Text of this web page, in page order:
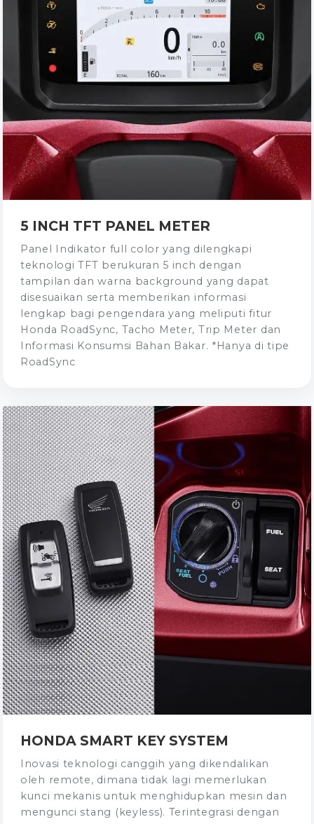
5 INCH TFT PANEL METER
Panel Indikator full color yang dilengkapi
teknologi TFT berukuran 5 inch dengan
tampilan dan warna background yang dapat
disesuaikan serta memberikan informasi
lengkap bagi pengendara yang meliputi fitur
Honda RoadSync, Tacho Meter, Trip Meter dan
Informasi Konsumsi Bahan Bakar. *Hanya di tipe
RoadSync
HONDA SMART KEY SYSTEM
Inovasi teknologi canggih yang dikendalikan
oleh remote, dimana tidak lagi memerlukan
kunci mekanis untuk menghidupkan mesin dan
mengunci stang (keyless). Terintegrasi dengan